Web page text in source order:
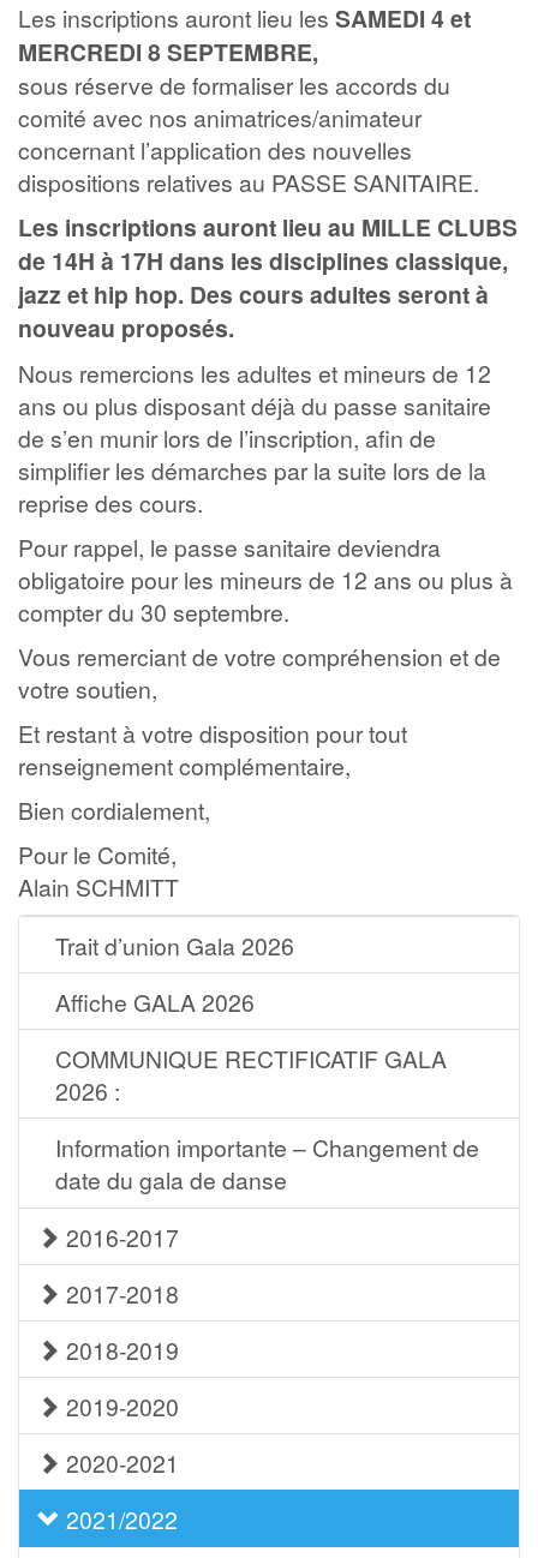
Les inscriptions auront lieu les SAMEDI 4 et
MERCREDI 8 SEPTEMBRE,
sous réserve de formaliser les accords du
comité avec nos animatrices/animateur
concernant l’application des nouvelles
dispositions relatives au PASSE SANITAIRE.
Les inscriptions auront lieu au MILLE CLUBS
de 14H à 17H dans les disciplines classique,
jazz et hip hop. Des cours adultes seront à
nouveau proposés.
Nous remercions les adultes et mineurs de 12
ans ou plus disposant déjà du passe sanitaire
de s’en munir lors de l’inscription, afin de
simplifier les démarches par la suite lors de la
reprise des cours.
Pour rappel, le passe sanitaire deviendra
obligatoire pour les mineurs de 12 ans ou plus à
compter du 30 septembre.
Vous remerciant de votre compréhension et de
votre soutien,
Et restant à votre disposition pour tout
renseignement complémentaire,
Bien cordialement,
Pour le Comité,
Alain SCHMITT
Trait d’union Gala 2026
Affiche GALA 2026
COMMUNIQUE RECTIFICATIF GALA
2026 :
Information importante – Changement de
date du gala de danse
2016-2017
2017-2018
2018-2019
2019-2020
2020-2021
2021/2022